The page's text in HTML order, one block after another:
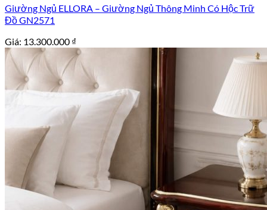
Giường Ngủ ELLORA – Giường Ngủ Thông Minh Có Hộc Trữ
Đồ GN2571
Giá: 13.300.000 ₫